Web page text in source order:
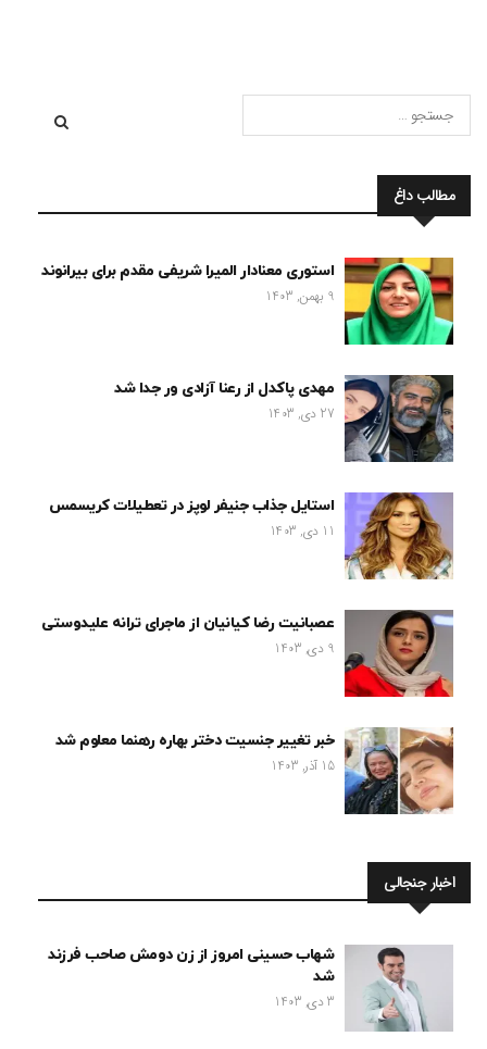
مطالب داغ
استوری معنادار المیرا شریفی مقدم برای بیرانوند
9 بهمن, 1403
مهدی پاکدل از رعنا آزادی ور جدا شد
27 دی, 1403
استایل جذاب جنیفر لوپز در تعطیلات کریسمس
11 دی, 1403
عصبانیت رضا کیانیان از ماجرای ترانه علیدوستی
9 دی, 1403
خبر تغییر جنسیت دختر بهاره رهنما معلوم شد
15 آذر, 1403
اخبار جنجالی
شهاب حسینی امروز از زن دومش صاحب فرزند
شد
3 دی, 1403